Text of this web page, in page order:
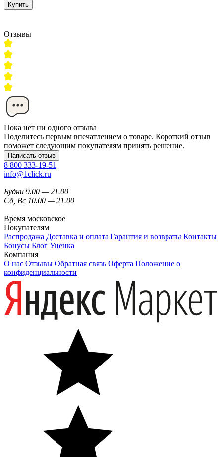
Купить
Отзывы
Пока нет ни одного отзыва
Поделитесь первым впечатлением о товаре. Короткий отзыв
поможет следующим покупателям принять решение.
Написать отзыв
8 800 333-19-51
info@1click.ru
Будни 9.00 — 21.00
Сб, Вс 10.00 — 21.00
Время московское
Покупателям
Распродажа Доставка и оплата Гарантия и возвраты Контакты
Бонусы Блог Уценка
Компания
О нас Отзывы Обратная связь Оферта Положение о
конфиденциальности